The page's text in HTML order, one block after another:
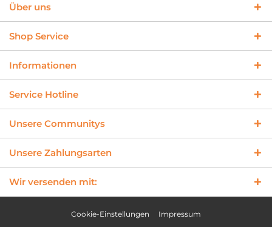
Über uns
Shop Service
Informationen
Service Hotline
Unsere Communitys
Unsere Zahlungsarten
Wir versenden mit:
Cookie-Einstellungen Impressum